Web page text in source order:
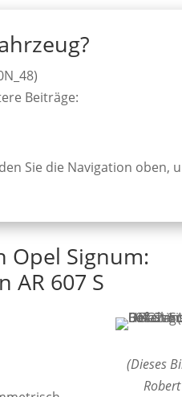
Beiträge:
Sie die Navigation oben,
Opel Signum:
AR 607 S
(Dieses